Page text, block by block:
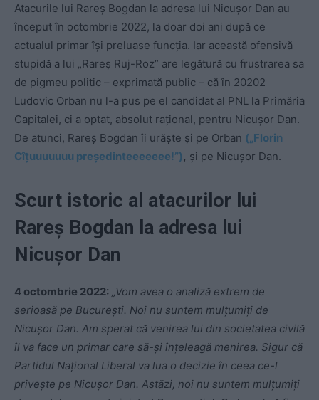
Atacurile lui Rareș Bogdan la adresa lui Nicușor Dan au
început în octombrie 2022, la doar doi ani după ce
actualul primar își preluase funcția. Iar această ofensivă
stupidă a lui „Rareș Ruj-Roz” are legătură cu frustrarea sa
de pigmeu politic – exprimată public – că în 20202
Ludovic Orban nu l-a pus pe el candidat al PNL la Primăria
Capitalei, ci a optat, absolut rațional, pentru Nicușor Dan.
De atunci, Rareș Bogdan îi urăște și pe Orban („Florin
Cîțuuuuuuu președinteeeeeee!”), și pe Nicușor Dan.
Scurt istoric al atacurilor lui
Rareș Bogdan la adresa lui
Nicușor Dan
4 octombrie 2022:
„Vom avea o analiză extrem de
serioasă pe București. Noi nu suntem mulţumiţi de
Nicuşor Dan. Am sperat că venirea lui din societatea civilă
îl va face un primar care să-şi înţeleagă menirea. Sigur că
Partidul Naţional Liberal va lua o decizie în ceea ce-l
priveşte pe Nicuşor Dan. Astăzi, noi nu suntem mulţumiţi